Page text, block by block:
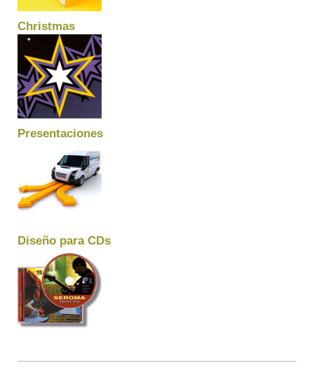
Christmas
Presentaciones
Diseño para CDs